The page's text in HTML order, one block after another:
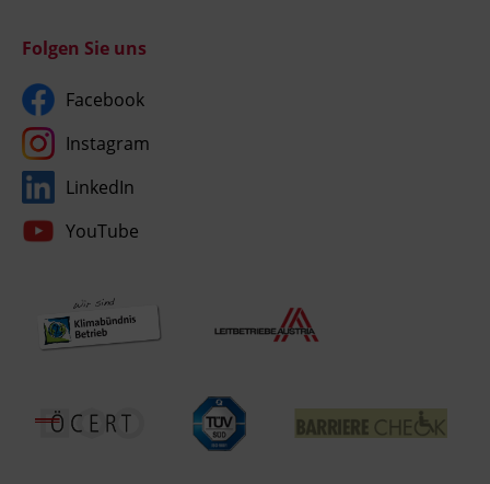
Folgen Sie uns
Facebook
Instagram
LinkedIn
YouTube